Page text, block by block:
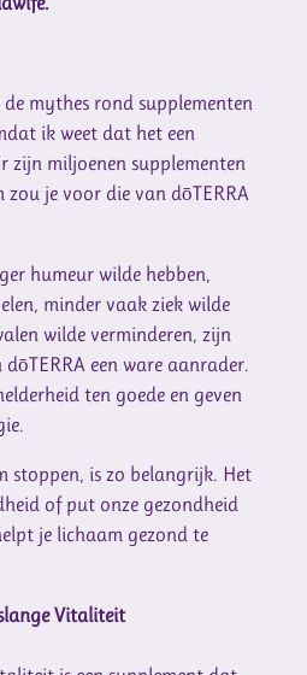
mythes rond supplementen
ik weet dat het een
zijn miljoenen supplementen
je voor die van dōTERRA
humeur wilde hebben,
minder vaak ziek wilde
wilde verminderen, zijn
dōTERRA een ware aanrader.
ten goede en geven
stoppen, is zo belangrijk. Het
of put onze gezondheid
je lichaam gezond te
Vitaliteit